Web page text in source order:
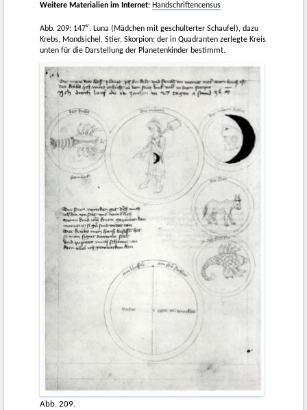
Weitere Materialien im Internet: Handschriftencensus
Abb. 209: 147v. Luna (Mädchen mit geschulterter Schaufel), dazu
Krebs, Mondsichel, Stier, Skorpion; der in Quadranten zerlegte Kreis
unten für die Darstellung der Planetenkinder bestimmt.
Abb. 209.